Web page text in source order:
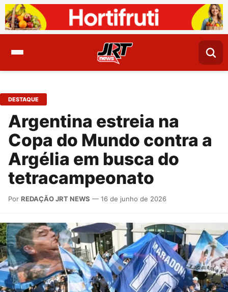
DESTAQUE
Argentina estreia na
Copa do Mundo contra a
Argélia em busca do
tetracampeonato
Por REDAÇÃO JRT NEWS — 16 de junho de 2026